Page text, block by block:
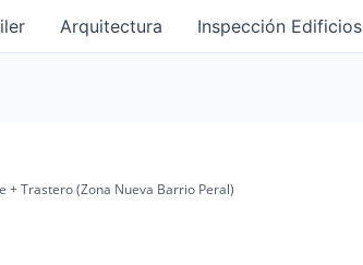
Arquitectura Inspección Edificios
+ Trastero (Zona Nueva Barrio Peral)